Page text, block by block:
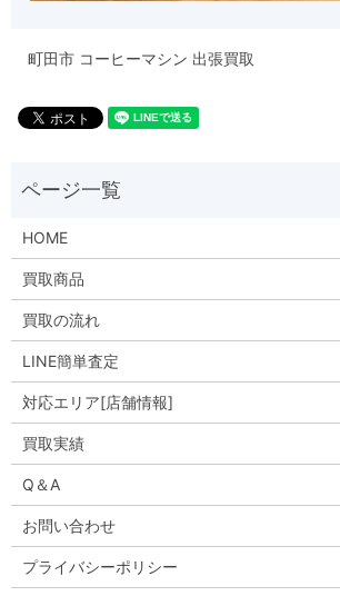
町田市 コーヒーマシン 出張買取
HOME
買取商品
買取の流れ
LINE簡単査定
対応エリア[店舗情報]
買取実績
Q＆A
お問い合わせ
プライバシーポリシー